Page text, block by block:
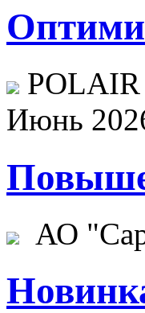
Июнь
АО